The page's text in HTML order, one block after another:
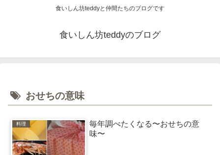
食いしん坊teddyと仲間たちのブログです
食いしん坊teddyのブログ
おせちの意味
料理
毎年調べたくなる〜おせちの意
味〜